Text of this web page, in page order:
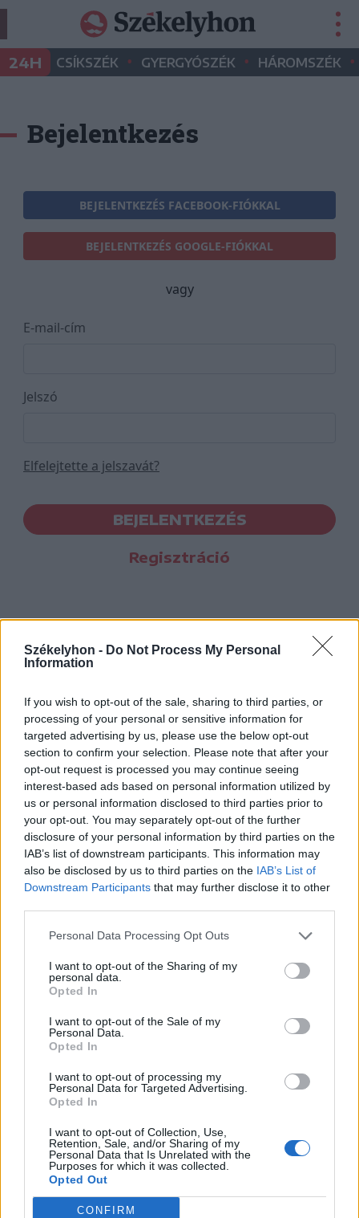
Székelyhon - Do Not Process My Personal
Information
If you wish to opt-out of the sale, sharing to third parties, or
processing of your personal or sensitive information for
targeted advertising by us, please use the below opt-out
section to confirm your selection. Please note that after your
opt-out request is processed you may continue seeing
interest-based ads based on personal information utilized by
us or personal information disclosed to third parties prior to
your opt-out. You may separately opt-out of the further
disclosure of your personal information by third parties on the
IAB’s list of downstream participants. This information may
also be disclosed by us to third parties on the IAB’s List of
Downstream Participants that may further disclose it to other
Personal Data Processing Opt Outs
I want to opt-out of the Sharing of my
personal data.
Opted In
I want to opt-out of the Sale of my
Personal Data.
Opted In
I want to opt-out of processing my
Personal Data for Targeted Advertising.
Opted In
I want to opt-out of Collection, Use,
Retention, Sale, and/or Sharing of my
Personal Data that Is Unrelated with the
Purposes for which it was collected.
Opted Out
CONFIRM
24H CSÍKSZÉK • GYERGYÓSZÉK • HÁROMSZÉK •
Bejelentkezés
BEJELENTKEZÉS FACEBOOK-FIÓKKAL
BEJELENTKEZÉS GOOGLE-FIÓKKAL
vagy
E-mail-cím
Jelszó
Elfelejtette a jelszavát?
BEJELENTKEZÉS
Regisztráció
Hasznos
Impresszum
Szerzői jogok
Adatvédelmi tájékoztató
Cookie-kezelési tájékoztató
Hozzászólási szabályzat
Nyomtatott lapjaink archívuma
Székely Hírmondó archívuma
Sütibeállítások
Médiatér
Liget
Krónika
Bihari Napló
Erdélyi Napló